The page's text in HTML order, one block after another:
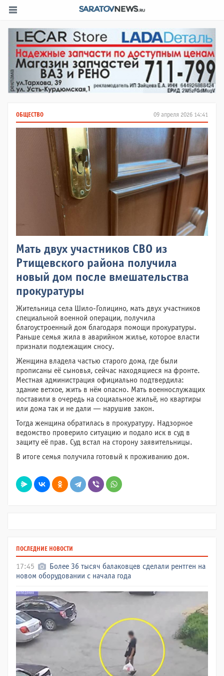
09 апреля 2026 14:41
ОБЩЕСТВО
Мать двух участников СВО из
Ртищевского района получила
новый дом после вмешательства
прокуратуры
Жительница села Шило-Голицино, мать двух участников
специальной военной операции, получила
благоустроенный дом благодаря помощи прокуратуры.
Раньше семья жила в аварийном жилье, которое власти
признали подлежащим сносу.
Женщина владела частью старого дома, где были
прописаны её сыновья, сейчас находящиеся на фронте.
Местная администрация официально подтвердила:
здание ветхое, жить в нём опасно. Мать военнослужащих
поставили в очередь на социальное жильё, но квартиры
или дома так и не дали — нарушив закон.
Тогда женщина обратилась в прокуратуру. Надзорное
ведомство проверило ситуацию и подало иск в суд в
защиту её прав. Суд встал на сторону заявительницы.
В итоге семья получила готовый к проживанию дом.
ПОСЛЕДНИЕ НОВОСТИ
17:45
Более 36 тысяч балаковцев сделали рентген на
новом оборудовании с начала года